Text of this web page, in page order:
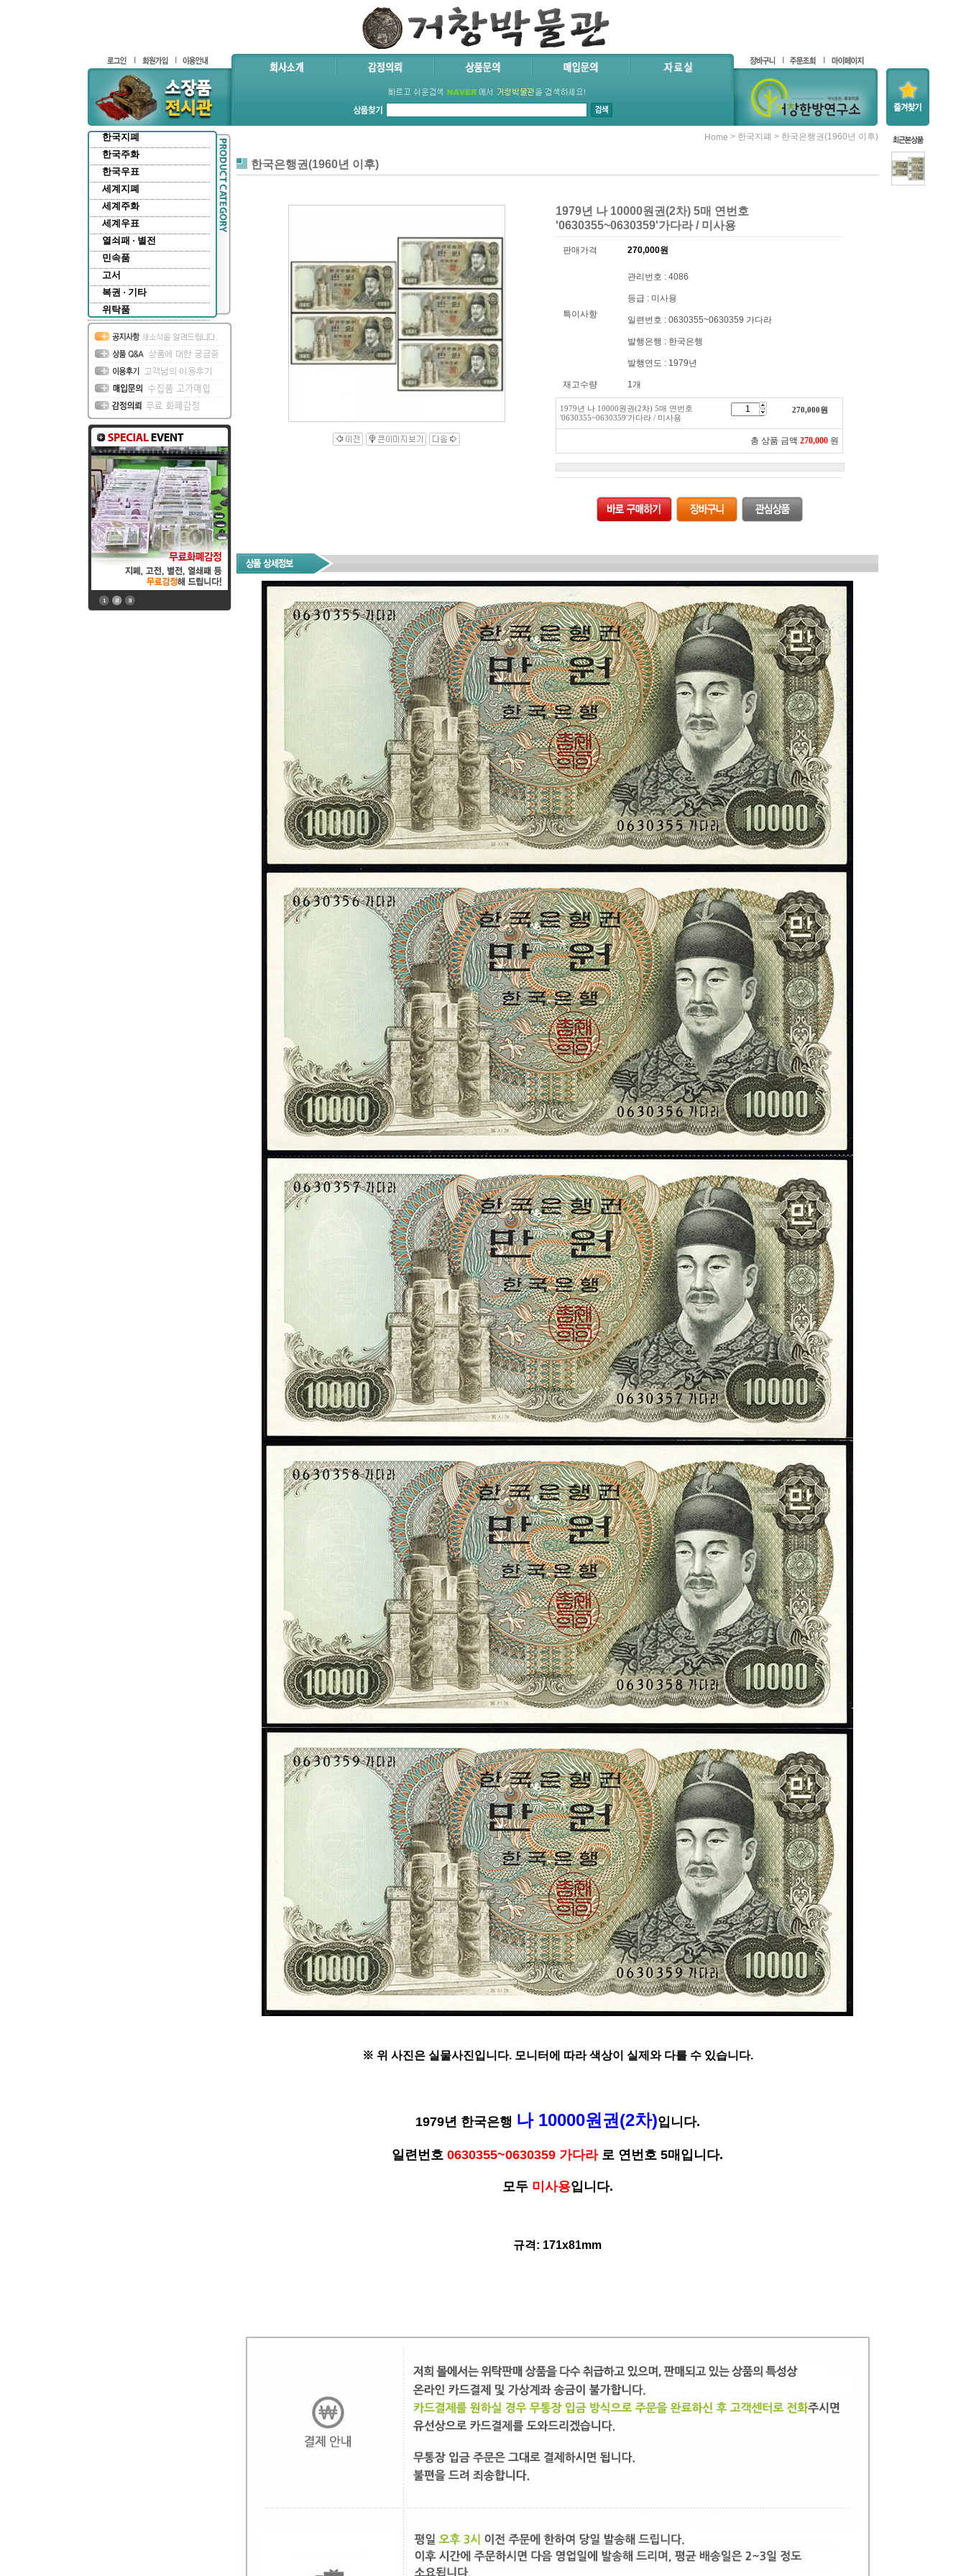
한국지폐
한국주화
한국우표
세계지폐
세계주화
세계우표
열쇠패 · 별전
민속품
고서
복권 · 기타
위탁품
Home > 한국지폐 > 한국은행권(1960년 이후)
한국은행권(1960년 이후)
1979년 나 10000원권(2차) 5매 연번호
'0630355~0630359'가다라 / 미사용
판매가격 270,000원
특이사항
관리번호 : 4086
등급 : 미사용
일련번호 : 0630355~0630359 가다라
발행은행 : 한국은행
발행연도 : 1979년
재고수량 1개
1979년 나 10000원권(2차) 5매 연번호
'0630355~0630359'가다라 / 미사용
270,000원
총 상품 금액 270,000 원
※ 위 사진은 실물사진입니다. 모니터에 따라 색상이 실제와 다를 수 있습니다.
1979년 한국은행 나 10000원권(2차)입니다.
일련번호 0630355~0630359 가다라 로 연번호 5매입니다.
모두 미사용입니다.
규격: 171x81mm